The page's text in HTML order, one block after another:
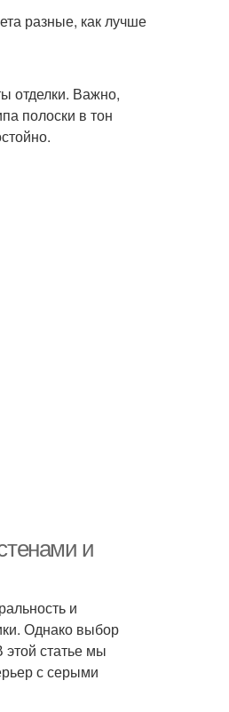
разные, как лучше
отделки. Важно,
полоски в тон
и
и
Однако выбор
этой статье мы
с серыми